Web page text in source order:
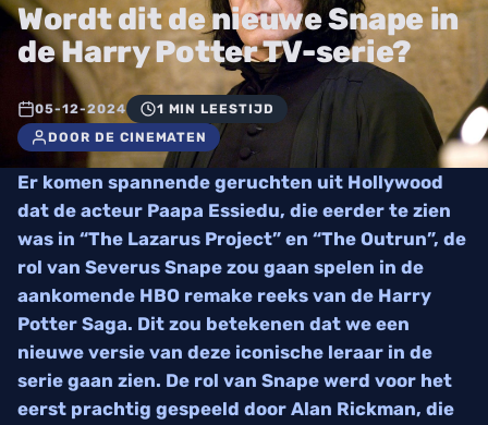
Wordt dit de nieuwe Snape in
de Harry Potter TV-serie?
05-12-2024
1 MIN LEESTIJD
DOOR DE CINEMATEN
Er komen spannende geruchten uit Hollywood
dat de acteur Paapa Essiedu, die eerder te zien
was in “The Lazarus Project” en “The Outrun”, de
rol van Severus Snape zou gaan spelen in de
aankomende HBO remake reeks van de Harry
Potter Saga. Dit zou betekenen dat we een
nieuwe versie van deze iconische leraar in de
serie gaan zien. De rol van Snape werd voor het
eerst prachtig gespeeld door Alan Rickman, die